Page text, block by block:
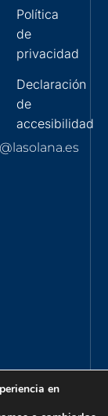
Política
de
privacidad
Declaración
de
accesibilidad
en